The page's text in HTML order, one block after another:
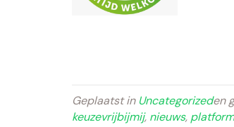
Geplaatst in Uncategorizeden
keuzevrijbijmij, nieuws, platform